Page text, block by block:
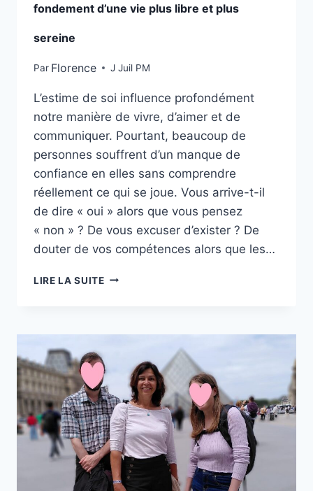
fondement d’une vie plus libre et plus
sereine
Par Florence J Juil PM
L’estime de soi influence profondément
notre manière de vivre, d’aimer et de
communiquer. Pourtant, beaucoup de
personnes souffrent d’un manque de
confiance en elles sans comprendre
réellement ce qui se joue. Vous arrive-t-il
de dire « oui » alors que vous pensez
« non » ? De vous excuser d’exister ? De
douter de vos compétences alors que les…
LIRE LA SUITE